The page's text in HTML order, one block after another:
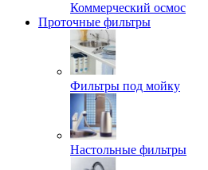
Коммерческий осмос
Проточные фильтры
Фильтры под мойку
Настольные фильтры